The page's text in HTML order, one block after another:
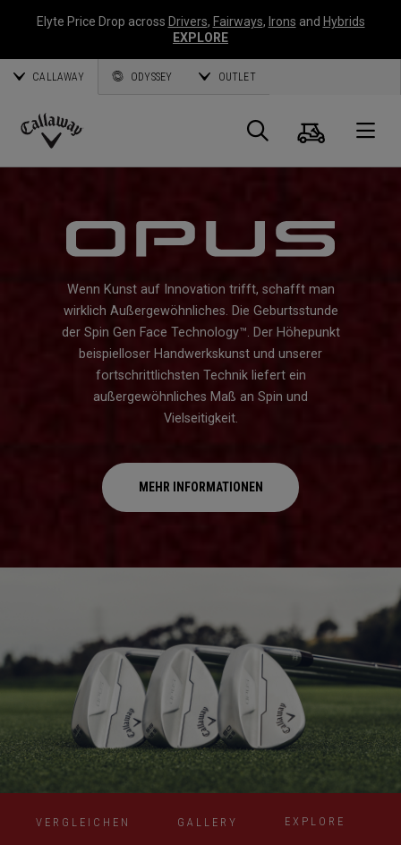
Elyte Price Drop across Drivers, Fairways, Irons and Hybrids
EXPLORE
CALLAWAY ODYSSEY OUTLET
Callaway
Suche
Wenn Kunst auf Innovation trifft, schafft man
wirklich Außergewöhnliches. Die Geburtsstunde
der Spin Gen Face Technology™. Der Höhepunkt
beispielloser Handwerkskunst und unserer
fortschrittlichsten Technik liefert ein
außergewöhnliches Maß an Spin und
Vielseitigkeit.
MEHR INFORMATIONEN
VERGLEICHEN GALLERY EXPLORE